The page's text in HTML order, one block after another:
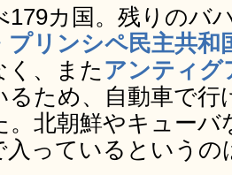
179カ国。残りのバ
プリンシペ民主共和
く、また アンティグ
るため、自動車で
。北朝鮮やキューバ
入っているというの